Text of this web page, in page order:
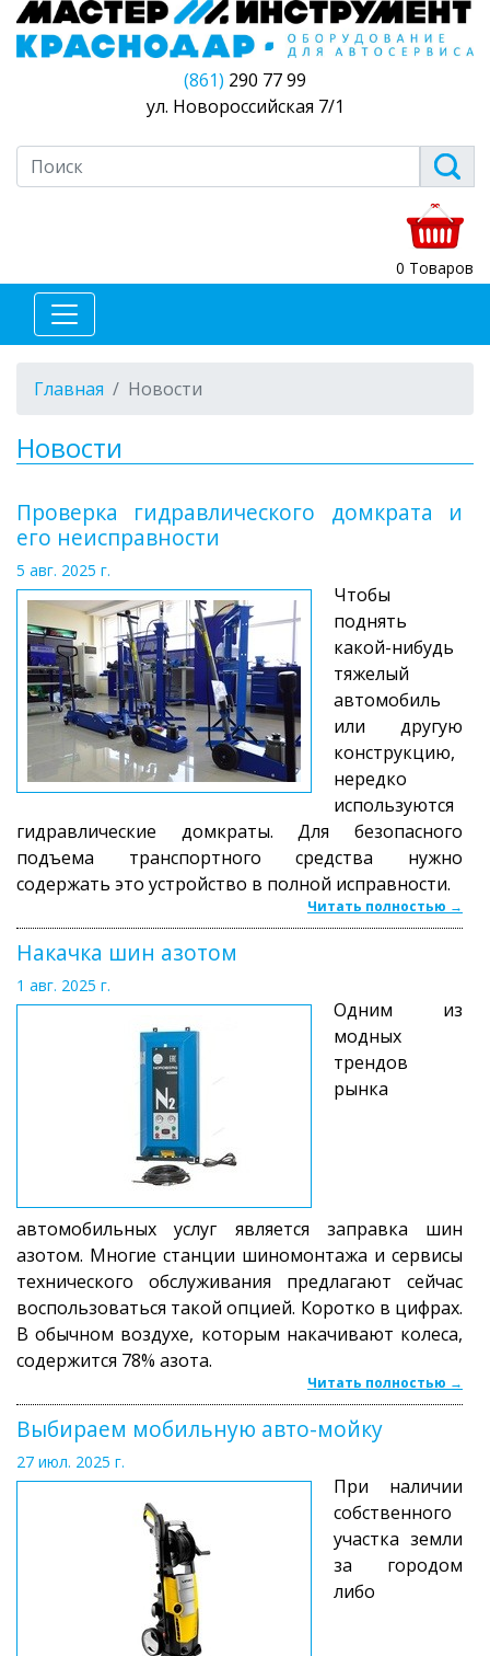
(861) 290 77 99
ул. Новороссийская 7/1
0 Товаров
Главная Новости
Новости
Проверка гидравлического домкрата и
его неисправности
5 авг. 2025 г.
Чтобы
поднять
какой-нибудь
тяжелый
автомобиль
или другую
конструкцию,
нередко
используются
гидравлические домкраты. Для безопасного
подъема транспортного средства нужно
содержать это устройство в полной исправности.
Читать полностью →
Накачка шин азотом
1 авг. 2025 г.
Одним из
модных
трендов
рынка
автомобильных услуг является заправка шин
азотом. Многие станции шиномонтажа и сервисы
технического обслуживания предлагают сейчас
воспользоваться такой опцией. Коротко в цифрах.
В обычном воздухе, которым накачивают колеса,
содержится 78% азота.
Читать полностью →
Выбираем мобильную авто-мойку
27 июл. 2025 г.
При наличии
собственного
участка земли
за городом
либо